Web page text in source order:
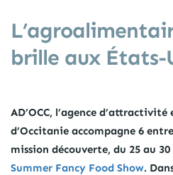
brille aux États-
AD’OCC, l’agence
d’Occitanie accompagne 6
mission découverte, du 25 au
Summer Fancy Food Show.